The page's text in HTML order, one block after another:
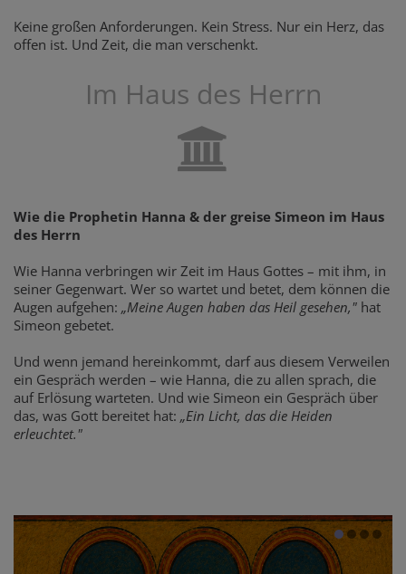
Keine großen Anforderungen. Kein Stress. Nur ein Herz, das
offen ist. Und Zeit, die man verschenkt.
Im Haus des Herrn
Wie die Prophetin Hanna & der greise Simeon im Haus
des Herrn
Wie Hanna verbringen wir Zeit im Haus Gottes – mit ihm, in
seiner Gegenwart. Wer so wartet und betet, dem können die
Augen aufgehen: „Meine Augen haben das Heil gesehen," hat
Simeon gebetet.
Und wenn jemand hereinkommt, darf aus diesem Verweilen
ein Gespräch werden – wie Hanna, die zu allen sprach, die
auf Erlösung warteten. Und wie Simeon ein Gespräch über
das, was Gott bereitet hat: „Ein Licht, das die Heiden
erleuchtet."